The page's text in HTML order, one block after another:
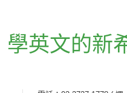
學英文的新